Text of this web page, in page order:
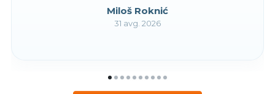
Miloš Roknić
31 avg. 2026